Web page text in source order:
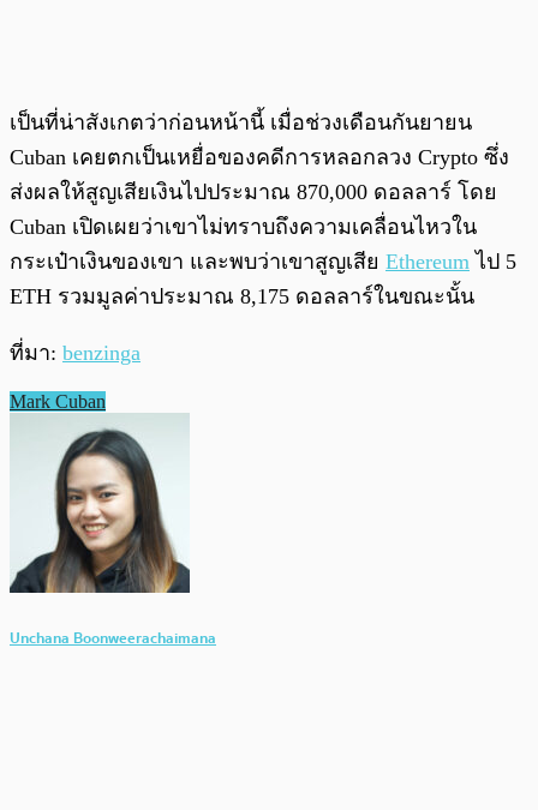
เป็นที่น่าสังเกตว่าก่อนหน้านี้ เมื่อช่วงเดือนกันยายน
Cuban เคยตกเป็นเหยื่อของคดีการหลอกลวง Crypto ซึ่ง
ส่งผลให้สูญเสียเงินไปประมาณ 870,000 ดอลลาร์ โดย
Cuban เปิดเผยว่าเขาไม่ทราบถึงความเคลื่อนไหวใน
กระเป๋าเงินของเขา และพบว่าเขาสูญเสีย Ethereum ไป 5
ETH รวมมูลค่าประมาณ 8,175 ดอลลาร์ในขณะนั้น
ที่มา: benzinga
Mark Cuban
Unchana Boonweerachaimana